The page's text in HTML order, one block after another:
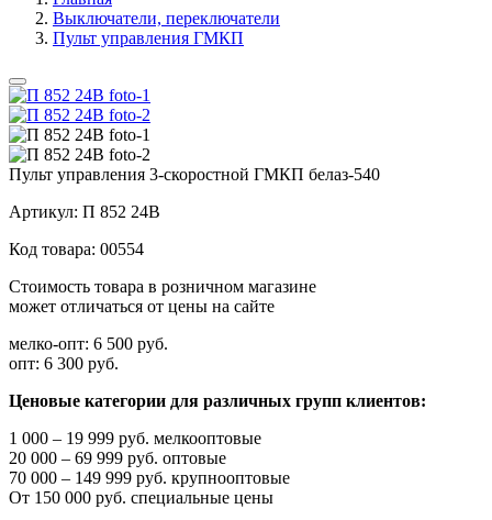
Выключатели, переключатели
Пульт управления ГМКП
Пульт управления 3-скоростной ГМКП белаз-540
Артикул: П 852 24В
Код товара: 00554
Стоимость товара в розничном магазине
может отличаться от цены на сайте
мелко-опт: 6 500 руб.
опт: 6 300 руб.
Ценовые категории для различных групп клиентов:
1 000 – 19 999 руб. мелкооптовые
20 000 – 69 999 руб. оптовые
70 000 – 149 999 руб. крупнооптовые
От 150 000 руб. специальные цены